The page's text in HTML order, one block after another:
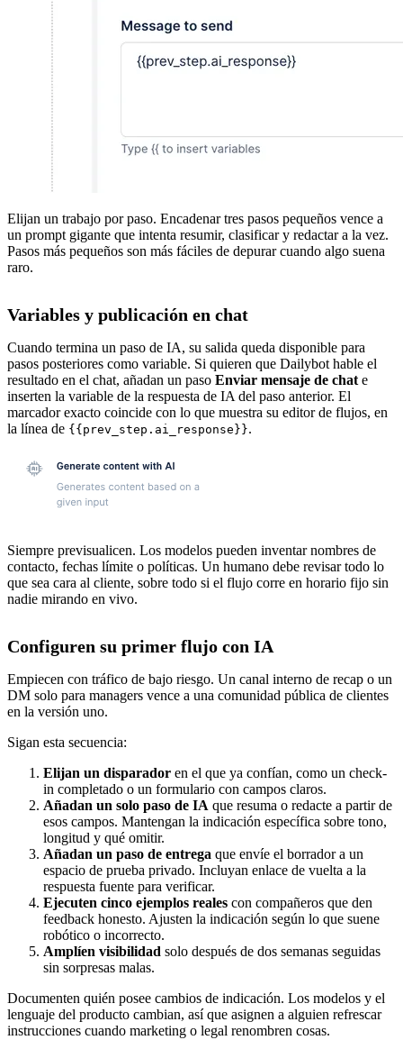
Elijan un trabajo por paso. Encadenar tres pasos pequeños vence a
un prompt gigante que intenta resumir, clasificar y redactar a la vez.
Pasos más pequeños son más fáciles de depurar cuando algo suena
raro.
Variables y publicación en chat
Cuando termina un paso de IA, su salida queda disponible para
pasos posteriores como variable. Si quieren que Dailybot hable el
resultado en el chat, añadan un paso Enviar mensaje de chate
inserten la variable de la respuesta de IA del paso anterior. El
marcador exacto coincide con lo que muestra su editor de flujos, en
la línea de {{prev_step.ai_response}}.
Siempre previsualicen. Los modelos pueden inventar nombres de
contacto, fechas límite o políticas. Un humano debe revisar todo lo
que sea cara al cliente, sobre todo si el flujo corre en horario fijo sin
nadie mirando en vivo.
Configuren su primer flujo con IA
Empiecen con tráfico de bajo riesgo. Un canal interno de recap o un
DM solo para managers vence a una comunidad pública de clientes
en la versión uno.
Sigan esta secuencia:
Elijan un disparador en el que ya confían, como un check-
in completado o un formulario con campos claros.
Añadan un solo paso de IA que resuma o redacte a partir de
esos campos. Mantengan la indicación específica sobre tono,
longitud y qué omitir.
Añadan un paso de entrega que envíe el borrador a un
espacio de prueba privado. Incluyan enlace de vuelta a la
respuesta fuente para verificar.
Ejecuten cinco ejemplos reales con compañeros que den
feedback honesto. Ajusten la indicación según lo que suene
robótico o incorrecto.
Amplíen visibilidad solo después de dos semanas seguidas
sin sorpresas malas.
Documenten quién posee cambios de indicación. Los modelos y el
lenguaje del producto cambian, así que asignen a alguien refrescar
instrucciones cuando marketing o legal renombren cosas.